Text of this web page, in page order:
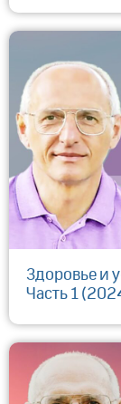
Здоровье и
Часть 1